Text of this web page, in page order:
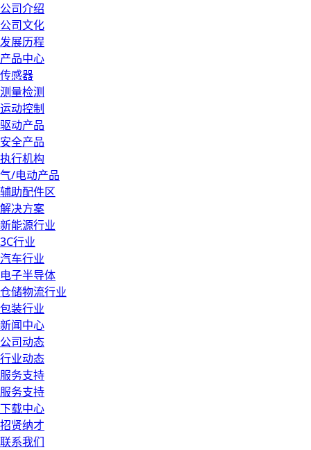
公司介绍
公司文化
发展历程
产品中心
传感器
测量检测
运动控制
驱动产品
安全产品
执行机构
气/电动产品
辅助配件区
解决方案
新能源行业
3C行业
汽车行业
电子半导体
仓储物流行业
包装行业
新闻中心
公司动态
行业动态
服务支持
服务支持
下载中心
招贤纳才
联系我们